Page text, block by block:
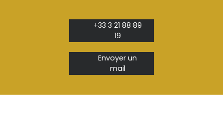
+33 3 21 88 89
19
Envoyer un
mail